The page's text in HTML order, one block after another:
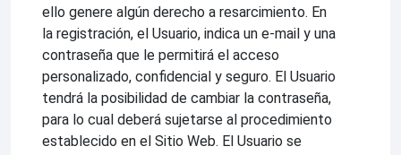
ello genere algún derecho a resarcimiento. En
la registración, el Usuario, indica un e-mail y una
contraseña que le permitirá el acceso
personalizado, confidencial y seguro. El Usuario
tendrá la posibilidad de cambiar la contraseña,
para lo cual deberá sujetarse al procedimiento
establecido en el Sitio Web. El Usuario se